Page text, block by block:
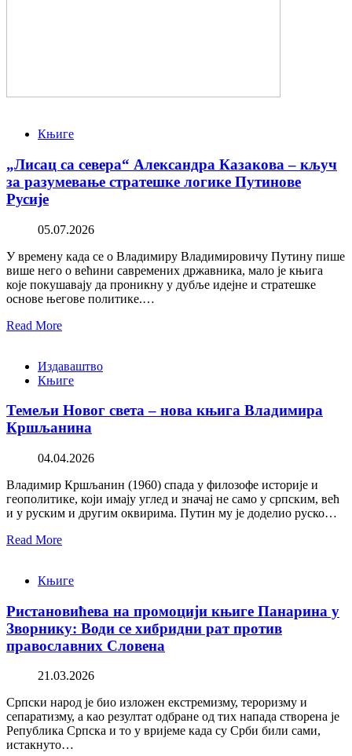
Књиге
„Лисац са севера“ Александра Казакова – кључ
за разумевање стратешке логике Путинове
Русије
05.07.2026
У времену када се о Владимиру Владимировичу Путину пише
више него о већини савремених државника, мало је књига
које покушавају да проникну у дубље идејне и стратешке
основе његове политике.…
Read More
Издаваштво
Књиге
Темељи Новог света – нова књига Владимира
Кршљанина
04.04.2026
Владимир Кршљанин (1960) спада у филозофе историје и
геополитике, који имају углед и значај не само у српским, већ
и у руским и другим оквирима. Путин му је доделио руско…
Read More
Књиге
Ристановићева на промоцији књиге Панарина у
Зворнику: Води се хибридни рат против
православних Словена
21.03.2026
Српски народ је био изложен екстремизму, тероризму и
сепаратизму, а као резултат одбране од тих напада створена је
Република Српска и то у вријеме када су Срби били сами,
истакнуто…